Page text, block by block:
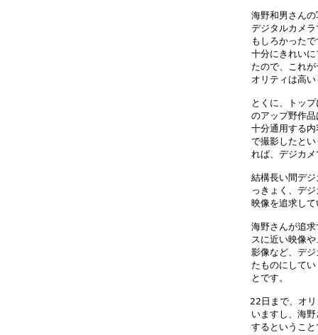
海野和男さん
デジタルカメ
もしろかった
十分にきれい
たので、これ
オリテ
とくに、トッ
のアップ野作
十分通用する
で撮影したと
れば、デジ
結構長い間デ
っきょく、デ
映像を追求し
海野さんが追
スに近い映像
影像など、デ
たものにして
と
22日まで、オ
いますし、海
するというこ